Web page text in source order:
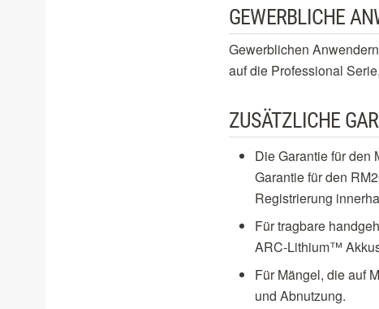
GEWERBLICHE
Gewerblichen
auf die Professional
ZUSÄTZLICHE
Die Garantie für den
Garantie für den
Registrierung
Für tragbare
ARC-Lithium™
Für Mängel, die auf
und Abnutzung.